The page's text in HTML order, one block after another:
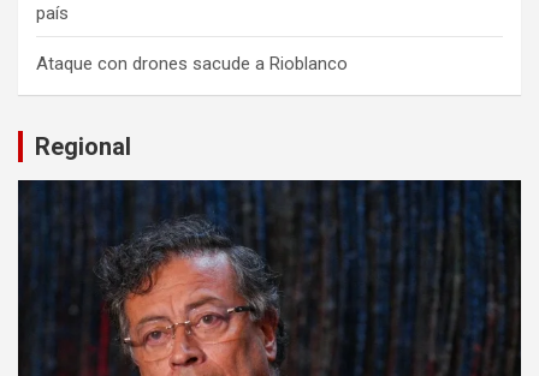
país
Ataque con drones sacude a Rioblanco
Regional